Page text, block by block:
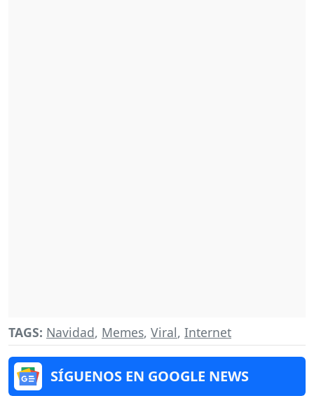
TAGS: Navidad, Memes, Viral, Internet
SÍGUENOS EN GOOGLE NEWS